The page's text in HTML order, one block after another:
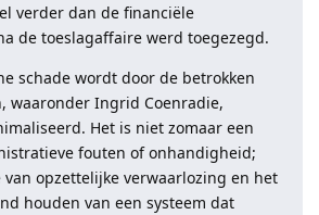
verder dan de financiële
de toeslagaffaire werd toegezegd.
schade wordt door de betrokken
waaronder Ingrid Coenradie,
Het is niet zomaar een
fouten of onhandigheid;
van opzettelijke verwaarlozing en het
houden van een systeem dat